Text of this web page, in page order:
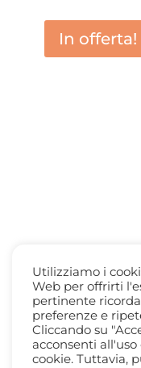
era:
23,00 €.
è:
In offerta!
Arval Couperoll
detergente 150
23,00€Il
16,50 €Il
Utilizziamo i
Web per offrirti
pertinente
preferenze e
Cliccando su
acconsenti all'uso
cookie. Tuttavia,